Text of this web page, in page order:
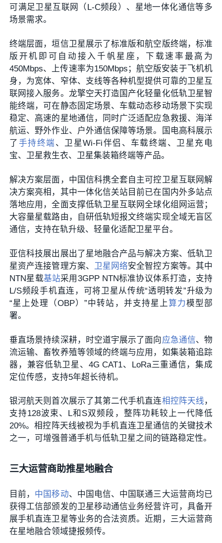
可满足卫星互联网（L-C频段）、星地一体化通信等多
场景需求。
终端层面，垣信卫星展示了标准版和航空版终端，标准
版开机即可自动接入千帆星座，下载速率最高为
450Mbps、上传速率为150Mbps；航空版安装于飞机机
身，为宽体、窄体、支线等各种机型提供可靠的卫星互
联网接入服务。龙擎空天打造国产化轻量化低轨卫星智
能终端，可在静态固定场景、车载动态移动场景下实现
稳定、高速的星地通信，同时广泛适配应急救援、海洋
航运、野外作业、户外通信保障等场景。国电高科展示
了 手持终端 、卫星Wi-Fi伴侣、车载终端、卫星充电
宝、卫星救生衣、卫星集装箱终端等产品。
解决方案层面，中国信科携全套自主可控卫星互联网解
决方案亮相，其中一体化信关站目前已在国内外多站点
落地应用，全面支撑低轨卫星互联网全球化组网运营；
大容量星载路由，自研低轨短报文终端实现全域无盲区
通信，支持在轨升级、轻量化适配卫星平台。
亚信科技展出展出了星地融合产品与解决方案、低轨卫
星资产连接管理方案、
卫星网络安全智控方案等。其中
NTN星载基站采用3GPP NTN标准协议体系打造，支持
L/S频段手机直连，可将卫星从传统“透明转发”升级为
“星上处理（OBP）”中转站，并支持星上算力模型部
署。
垂直场景持续深耕，时空道宇展示了面向应急通信、物
流运输、畜牧养殖等领域的终端与应用，如集装箱追踪
器，兼容低轨卫星、4G CAT1、LoRa三重通信，集成
定位传感，支持5年超长待机。
银河航天则首次展示了其第二代手机直连相控阵天线 ，
支持128波束、L和S双频段，整阵功耗较上一代降低
20%。相控阵天线被视为手机直连卫星通信的关键技术
之一，可增强普通手机与低轨卫星之间的链路稳定性。
三大运营商助推星地融合
目前， 中国移动、中国电信、中国联通三大运营商均已
获得工信部颁发的卫星移动通信业务经营许可，具备开
展手机直连卫星等业务的合法资质。近期，三大运营商
在星地融合领域捷报频传。